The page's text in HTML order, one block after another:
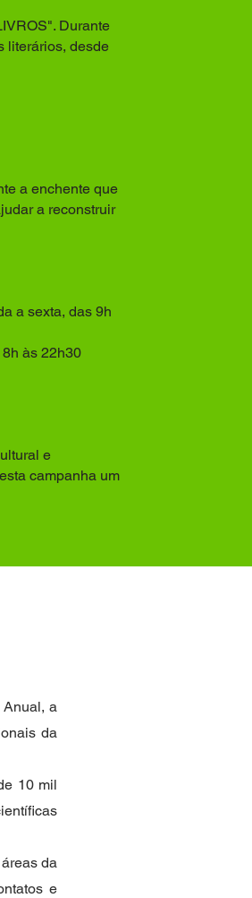
Durante
literários, desde
a enchente que
a reconstruir
a sexta, das 9h
às 22h30
e
campanha um
a
da
10 mil
da
e